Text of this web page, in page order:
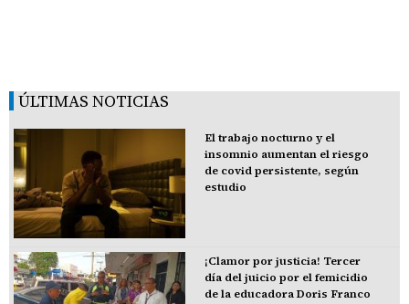
ÚLTIMAS NOTICIAS
El trabajo nocturno y el
insomnio aumentan el riesgo
de covid persistente, según
estudio
¡Clamor por justicia! Tercer
día del juicio por el femicidio
de la educadora Doris Franco